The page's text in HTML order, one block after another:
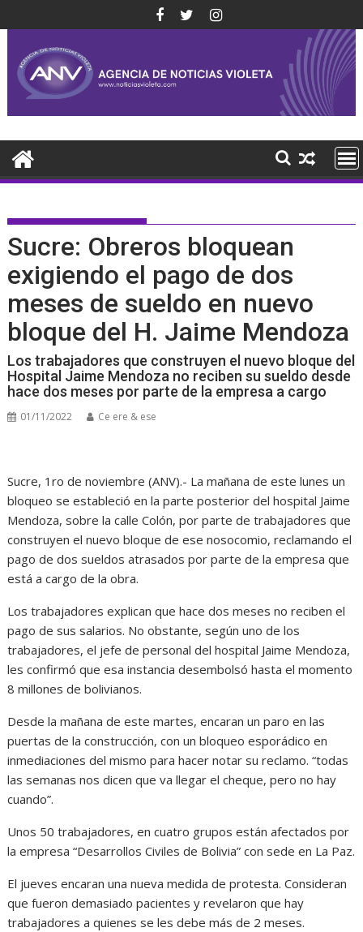
al
contenido
Sucre: Obreros bloquean
exigiendo el pago de dos
meses de sueldo en nuevo
bloque del H. Jaime Mendoza
Los trabajadores que construyen el nuevo bloque del
Hospital Jaime Mendoza no reciben su sueldo desde
hace dos meses por parte de la empresa a cargo
01/11/2022 Ce ere & ese
Sucre, 1ro de noviembre (ANV).- La mañana de este lunes un
bloqueo se estableció en la parte posterior del hospital Jaime
Mendoza, sobre la calle Colón, por parte de trabajadores que
construyen el nuevo bloque de ese nosocomio, reclamando el
pago de dos sueldos atrasados por parte de la empresa que
está a cargo de la obra.
Los trabajadores explican que hace dos meses no reciben el
pago de sus salarios. No obstante, según uno de los
trabajadores, el jefe de personal del hospital Jaime Mendoza,
les confirmó que esa instancia desembolsó hasta el momento
8 millones de bolivianos.
Desde la mañana de este martes, encaran un paro en las
puertas de la construcción, con un bloqueo esporádico en
inmediaciones del mismo para hacer notar su reclamo. “todas
las semanas nos dicen que va llegar el cheque, pero no hay
cuando”.
Unos 50 trabajadores, en cuatro grupos están afectados por
la empresa “Desarrollos Civiles de Bolivia” con sede en La Paz.
El jueves encaran una nueva medida de protesta. Consideran
que fueron demasiado pacientes y revelaron que hay
trabajadores a quienes se les debe más de 2 meses.